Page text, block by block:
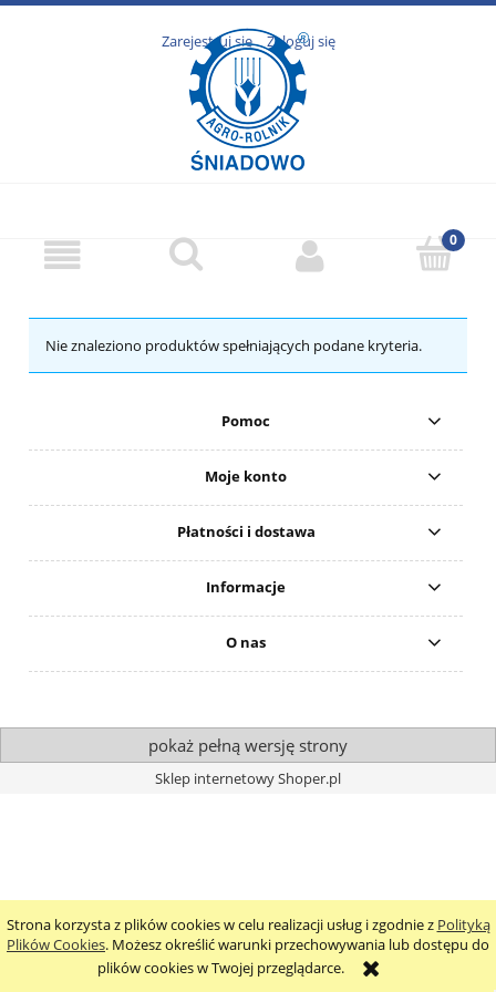
Strona korzysta z plików cookies w celu realizacji usług i zgodnie z Polityką
Plików Cookies. Możesz określić warunki przechowywania lub dostępu do
plików cookies w Twojej przeglądarce.
Zarejestruj się Zaloguj się
Nie znaleziono produktów spełniających podane kryteria.
Pomoc
Moje konto
Płatności i dostawa
Informacje
O nas
pokaż pełną wersję strony
Sklep internetowy Shoper.pl